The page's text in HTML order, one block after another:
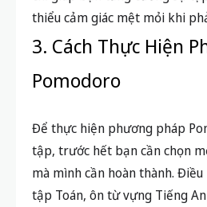
thiểu cảm giác mệt mỏi khi
3. Cách Thực Hiện
Pomodoro
Để thực hiện phương pháp
tập, trước hết bạn cần chọn
mà mình cần hoàn thành.
tập Toán, ôn từ vựng Tiếng